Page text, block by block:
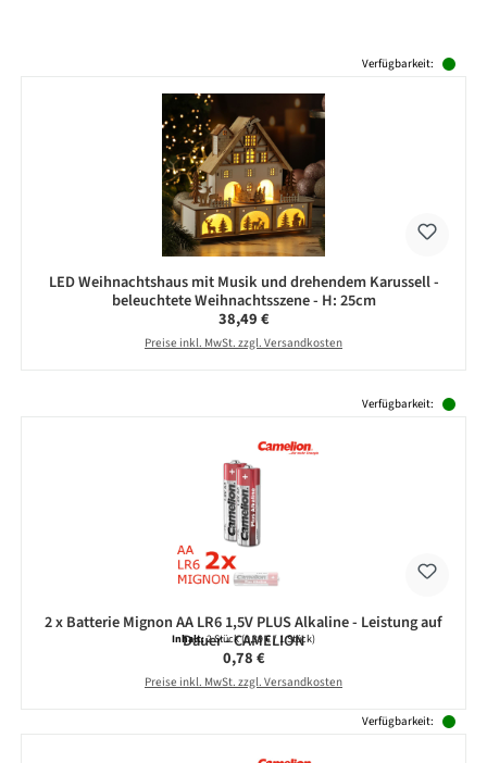
Verfügbarkeit:
LED Weihnachtshaus mit Musik und drehendem Karussell -
beleuchtete Weihnachtsszene - H: 25cm
Regulärer Preis:
38,49 €
Preise inkl. MwSt. zzgl. Versandkosten
Verfügbarkeit:
2 x Batterie Mignon AA LR6 1,5V PLUS Alkaline - Leistung auf
Dauer - CAMELION
Inhalt:2 Stück(0,39 € / 1 Stück)
Regulärer Preis:
0,78 €
Preise inkl. MwSt. zzgl. Versandkosten
Verfügbarkeit: